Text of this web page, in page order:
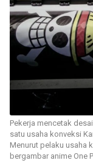
Pekerja mencetak
satu usaha konveksi
Menurut pelaku usaha
bergambar anime One